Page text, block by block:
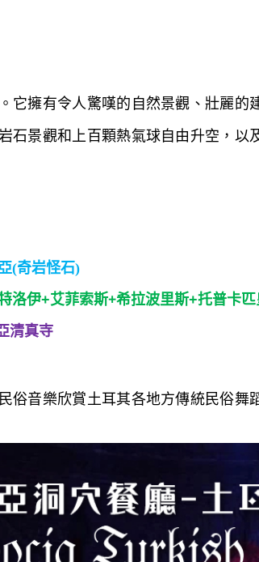
它擁有令人驚嘆的自然景觀、壯麗
石景觀和上百顆熱氣球自由升空，
(奇岩怪石)
洛伊+艾菲索斯+希拉波里斯+托普卡匹
清真寺
俗音樂欣賞土耳其各地方傳統民俗